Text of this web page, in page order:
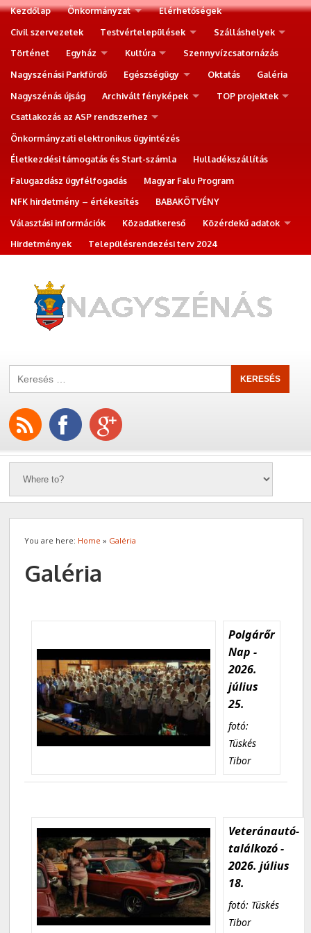
Kezdőlap Önkormányzat
Elérhetőségek
Civil szervezetek
Testvértelepülések
Szálláshelyek
Történet
Egyház Kultúra
Szennyvízcsatornázás
Nagyszénási Parkfürdő
Egészségügy Oktatás
Galéria
Nagyszénás újság
Archivált fényképek
TOP projektek
Csatlakozás az ASP rendszerhez
Önkormányzati elektronikus ügyintézés
Életkezdési támogatás és Start-számla
Hulladékszállítás
Falugazdász ügyfélfogadás
Magyar Falu Program
NFK hirdetmény – értékesítés
BABAKÖTVÉNY
Választási információk
Közadatkereső
Közérdekű adatok
Hirdetmények
Településrendezési terv 2024
You are here: Home » Galéria
Galéria
Polgárőr
Nap -
2026.
július
25.
fotó:
Tüskés
Tibor
Veteránautó-
találkozó -
2026. július
18.
fotó: Tüskés
Tibor